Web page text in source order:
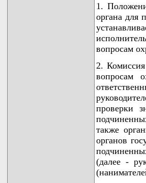
1.
органа для
вопросам
2.
вопросам
проверки
также
органов
(далее -